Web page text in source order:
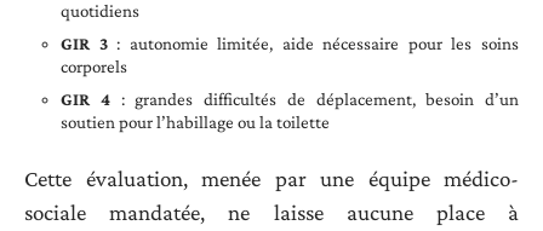
quotidiens
GIR 3: autonomie limitée, aide nécessaire pour les soins
corporels
GIR 4: grandes difficultés de déplacement, besoin d’un
soutien pour l’habillage ou la toilette
Cette évaluation, menée par une équipe médico-
sociale mandatée, ne laisse aucune place à